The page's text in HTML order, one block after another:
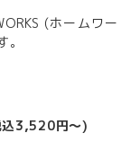
(ホームワー
込3,520円～)